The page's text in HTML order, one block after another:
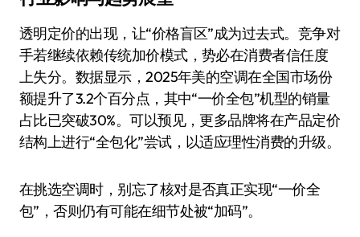
透明定价的出现，让“价格盲区”成为过去式。竞争对
手若继续依赖传统加价模式，势必在消费者信任度
上失分。数据显示，2025年美的空调在全国市场份
额提升了3.2个百分点，其中“一价全包”机型的销量
占比已突破30%。可以预见，更多品牌将在产品定价
结构上进行“全包化”尝试，以适应理性消费的升级。
在挑选空调时，别忘了核对是否真正实现“一价全
包”，否则仍有可能在细节处被“加码”。